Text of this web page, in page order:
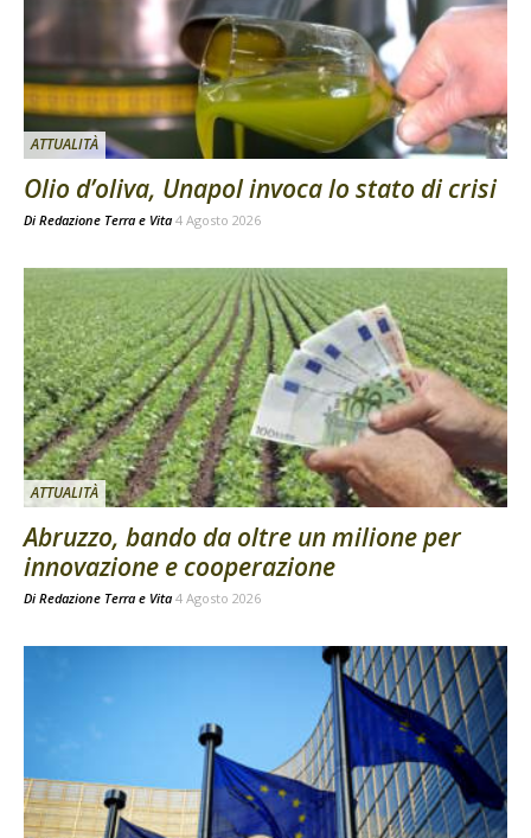
ATTUALITÀ
Olio d’oliva, Unapol invoca lo stato di crisi
Di Redazione Terra e Vita 4 Agosto 2026
ATTUALITÀ
Abruzzo, bando da oltre un milione per
innovazione e cooperazione
Di Redazione Terra e Vita 4 Agosto 2026